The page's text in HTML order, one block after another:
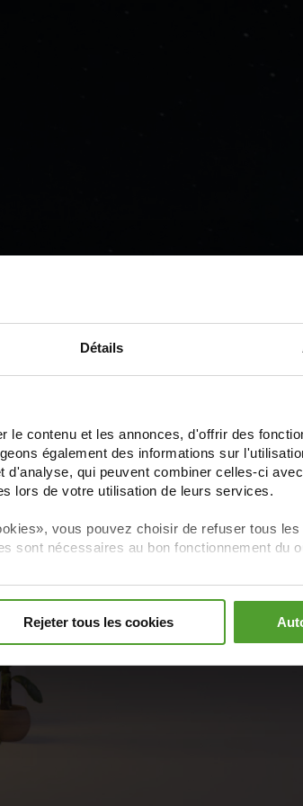
Détails
le contenu et les annonces, d'offrir des
également des informations sur
d'analyse, qui peuvent combiner celles-ci
lors de votre utilisation de leurs services.
vous pouvez choisir de refuser tous
sont nécessaires au bon fonctionnement du
Rejeter tous les cookies
Faites le
votre plan
Vous voulez savoir
consommation d’énergie
moins. Vous pouvez
Faites le scan